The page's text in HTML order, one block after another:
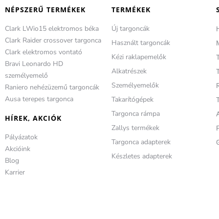
NÉPSZERŰ TERMÉKEK
Clark LWio15 elektromos béka
Clark Raider crossover targonca
Clark elektromos vontató
Bravi Leonardo HD
személyemelő
Raniero nehézüzemű targoncák
Ausa terepes targonca
HÍREK, AKCIÓK
Pályázatok
Akcióink
Blog
Karrier
TERMÉKEK
Új targoncák
Használt targoncák
Kézi raklapemelők
Alkatrészek
Személyemelők
Takarítógépek
Targonca rámpa
Zallys termékek
Targonca adapterek
Készletes adapterek